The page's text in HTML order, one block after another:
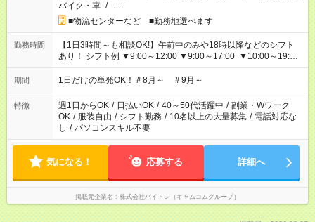
バイク・車 / …
■物流センターなど ■勤務地選べます
勤務時間
【1日3時間～も相談OK!】午前中のみや18時以降などのシフト
あり！ シフト例 ▼9:00～12:00 ▼9:00～17:00 ▼10:00～19:00
▼18:00～21:00
期間 1日だけの単発OK！＃8月～ ＃9月～
特徴 週1日からOK / 日払いOK / 40～50代活躍中 / 副業・Wワーク
OK / 服装自由 / シフト勤務 / 10名以上の大量募集 / 電話対応な
し / パソコンスキル不要
気になる！ 応募する 詳細へ
掲載元企業名 株式会社バイトレ（キャムコムグループ）